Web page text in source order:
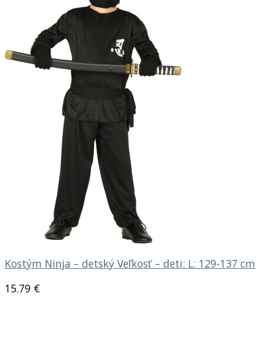
Kostým Ninja – detský Veľkosť – deti: L: 129-137 cm
15.79 €